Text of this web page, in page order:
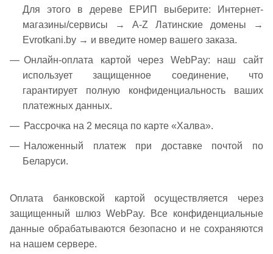
Для этого в дереве ЕРИП выберите: Интернет-
магазины/сервисы → A-Z Латинские домены →
Evrotkani.by → и введите номер вашего заказа.
Онлайн-оплата картой через WebPay: наш сайт
использует защищенное соединение, что
гарантирует полную конфиденциальность ваших
платежных данных.
Рассрочка на 2 месяца по карте «Халва».
Наложенный платеж при доставке почтой по
Беларуси.
Оплата банковской картой осуществляется через
защищенный шлюз WebPay. Все конфиденциальные
данные обрабатываются безопасно и не сохраняются
на нашем сервере.